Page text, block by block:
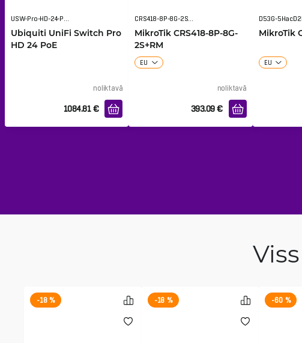
USW-Pro-HD-24-PoE
Ubiquiti UniFi Switch Pro
HD 24 PoE
noliktavā
1084.81 €
CRS418-8P-8G-2S+RM
MikroTik CRS418-8P-8G-
2S+RM
EU
noliktavā
393.09 €
MikroTik
EU
-18 % -18 % -60 %